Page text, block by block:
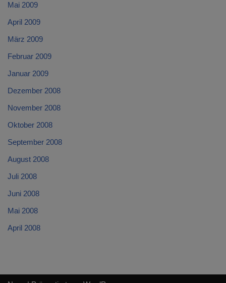
Mai 2009
April 2009
März 2009
Februar 2009
Januar 2009
Dezember 2008
November 2008
Oktober 2008
September 2008
August 2008
Juli 2008
Juni 2008
Mai 2008
April 2008